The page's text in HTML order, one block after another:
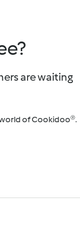
are waiting
of Cookidoo®.